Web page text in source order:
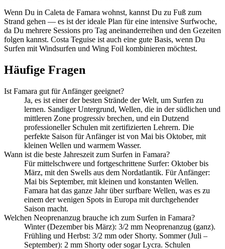
Wenn Du in Caleta de Famara wohnst, kannst Du zu Fuß zum
Strand gehen — es ist der ideale Plan für eine intensive Surfwoche,
da Du mehrere Sessions pro Tag aneinanderreihen und den Gezeiten
folgen kannst. Costa Teguise ist auch eine gute Basis, wenn Du
Surfen mit Windsurfen und Wing Foil kombinieren möchtest.
Häufige Fragen
Ist Famara gut für Anfänger geeignet?
Ja, es ist einer der besten Strände der Welt, um Surfen zu
lernen. Sandiger Untergrund, Wellen, die in der südlichen und
mittleren Zone progressiv brechen, und ein Dutzend
professioneller Schulen mit zertifizierten Lehrern. Die
perfekte Saison für Anfänger ist von Mai bis Oktober, mit
kleinen Wellen und warmem Wasser.
Wann ist die beste Jahreszeit zum Surfen in Famara?
Für mittelschwere und fortgeschrittene Surfer: Oktober bis
März, mit den Swells aus dem Nordatlantik. Für Anfänger:
Mai bis September, mit kleinen und konstanten Wellen.
Famara hat das ganze Jahr über surfbare Wellen, was es zu
einem der wenigen Spots in Europa mit durchgehender
Saison macht.
Welchen Neoprenanzug brauche ich zum Surfen in Famara?
Winter (Dezember bis März): 3/2 mm Neoprenanzug (ganz).
Frühling und Herbst: 3/2 mm oder Shorty. Sommer (Juli –
September): 2 mm Shorty oder sogar Lycra. Schulen